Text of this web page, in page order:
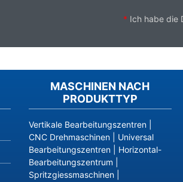
* Ich habe die
MASCHINEN NACH
PRODUKTTYP
Vertikale Bearbeitungszentren
CNC Drehmaschinen
Universal
Bearbeitungszentren
Horizontal-
Bearbeitungszentrum
Spritzgiessmaschinen